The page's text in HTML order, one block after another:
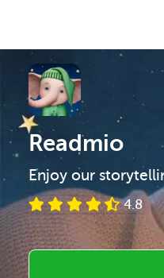
Readmio
Enjoy our
4.8